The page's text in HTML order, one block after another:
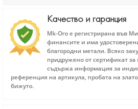
Качество и гаранция
Mk-Oro е регистрирана във
финансите и има
благородни метали. Всяко
придружено от сертификат
съдържа информация за
референция на артикула, пробата на
бижуто.